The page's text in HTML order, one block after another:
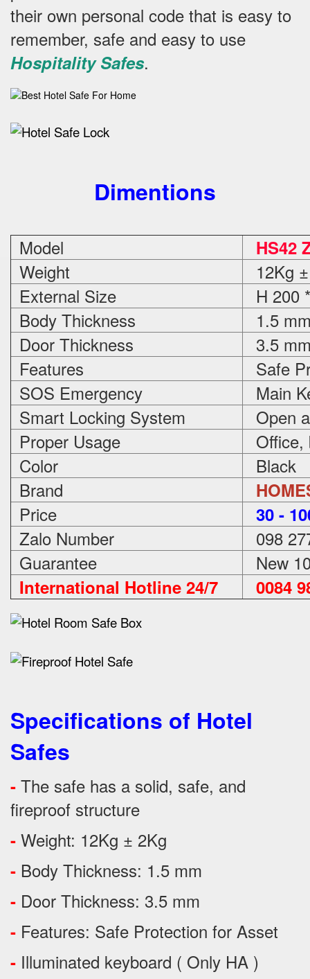
their own personal code that is easy to
remember, safe and easy to use
Hospitality Safes.
Dimentions
Model HS42
Weight
12Kg
External Size
H 200
Body Thickness
1.5
Door Thickness
3.5
Features
Safe
SOS Emergency
Main
Smart Locking System
Open
Proper Usage
Office,
Color
Black
Brand
Price 30 -
Zalo Number
098
Guarantee
New
International Hotline 24/7 0084
Specifications of Hotel
Safes
- The safe has a solid, safe, and
fireproof structure
- Weight: 12Kg ± 2Kg
- Body Thickness: 1.5 mm
- Door Thickness: 3.5 mm
- Features: Safe Protection for Asset
- Illuminated keyboard ( Only HA )